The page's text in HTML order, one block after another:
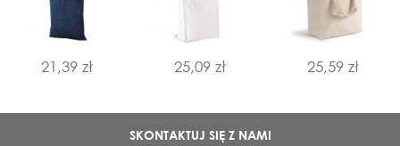
21,39 zł 25,09 zł 25,59 zł
SKONTAKTUJ SIĘ Z NAMI